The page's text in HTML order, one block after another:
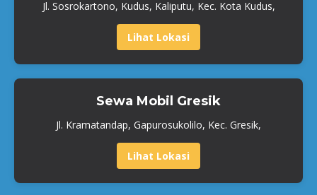
Jl. Sosrokartono, Kudus, Kaliputu, Kec. Kota Kudus,
Lihat Lokasi
Sewa Mobil Gresik
Jl. Kramatandap, Gapurosukolilo, Kec. Gresik,
Lihat Lokasi